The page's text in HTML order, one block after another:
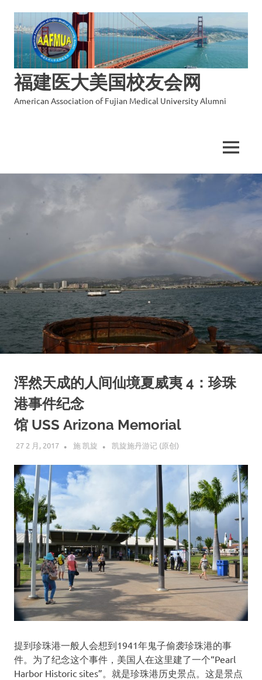
福建医大美国校友会网
American Association of Fujian Medical University Alumni
MENU
浑然天成的人间仙境夏威夷 4：珍珠
港事件纪念
馆 USS Arizona Memorial
27 2 月, 2017 施 凯旋 凯旋施丹游记 (原创)
提到珍珠港一般人会想到1941年鬼子偷袭珍珠港的事
件。为了纪念这个事件，美国人在这里建了一个“Pearl
Harbor Historic sites”。就是珍珠港历史景点。这是景点